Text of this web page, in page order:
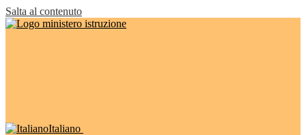
Salta al contenuto
Italiano